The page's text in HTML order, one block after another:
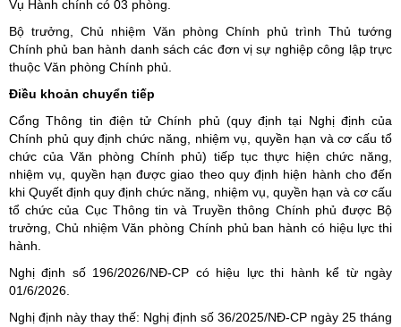
Vụ Hành chính có 03 phòng.
Bộ trưởng, Chủ nhiệm Văn phòng Chính phủ trình Thủ tướng
Chính phủ ban hành danh sách các đơn vị sự nghiệp công lập trực
thuộc Văn phòng Chính phủ.
Điều khoản chuyển tiếp
Cổng Thông tin điện tử Chính phủ (quy định tại Nghị định của
Chính phủ quy định chức năng, nhiệm vụ, quyền hạn và cơ cấu tổ
chức của Văn phòng Chính phủ) tiếp tục thực hiện chức năng,
nhiệm vụ, quyền hạn được giao theo quy định hiện hành cho đến
khi Quyết định quy định chức năng, nhiệm vụ, quyền hạn và cơ cấu
tổ chức của Cục Thông tin và Truyền thông Chính phủ được Bộ
trưởng, Chủ nhiệm Văn phòng Chính phủ ban hành có hiệu lực thi
hành.
Nghị định số 196/2026/NĐ-CP có hiệu lực thi hành kể từ ngày
01/6/2026.
Nghị định này thay thế: Nghị định số 36/2025/NĐ-CP ngày 25 tháng